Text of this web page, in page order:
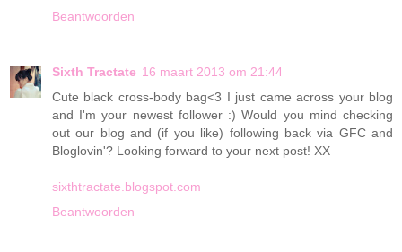
Beantwoorden
Sixth Tractate 16 maart 2013 om 21:44
Cute black cross-body bag<3 I just came across your blog
and I'm your newest follower :) Would you mind checking
out our blog and (if you like) following back via GFC and
Bloglovin'? Looking forward to your next post! XX
sixthtractate.blogspot.com
Beantwoorden